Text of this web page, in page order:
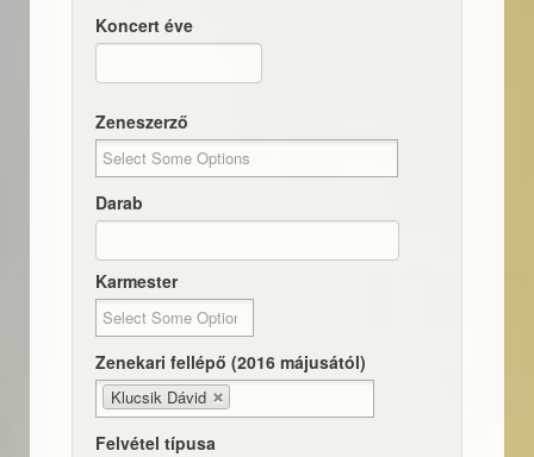
Koncert éve
Zeneszerző
Darab
Karmester
Zenekari fellépő (2016 májusától)
Klucsik Dávid
Felvétel típusa